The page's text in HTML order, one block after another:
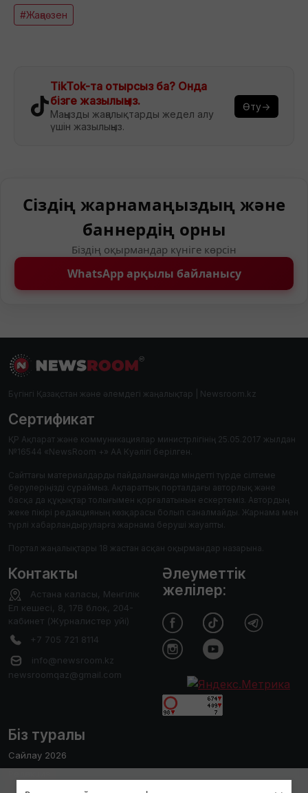
Пайдаланушы тәжірибесін жақсарту
#Жаңаөзен
TikTok-та отырсыз ба? Онда
бізге жазылыңыз.
Маңызды жаңалықтарды жедел алу
үшін жазылыңыз.
Өту→
Сіздің жарнамаңыздың және
баннердің орны
Біздің оқырмандар күніге көрсін
WhatsApp арқылы байланысу
Бүгінгі Қазақстан және әлемдегі жаңалықтар | Newsroom.kz
Сертификат
ҚР Ақпарат және коммуникациялар министрлігінің 25.05.2017 жылдан
№16544 «NewsRoom +» АА Куәлігі берілген.
Сайттағы материалдарды пайдаланғанда міндетті түрде сілтеме
берулеріңізді сұраймыз. Ақпараттық порталдағы авторлық және
басқа да құқықтар толығымен қорғалатынын ескертеміз. Автордың
жеке пікірі редакцияның көзқарасы болып саналмайды. Жарнама мен
түрлі хабарландыруларға жарнама беруші жауапты.
Портал жаңалықтары 18 жастан асқан оқырмандар назарына.
Контакты
Астана каласы, Менгілік
Ел кешесі, 8, 17В блок, 204-
кабинет (Журналистер уйі)
+7 705 721 8114
info@newsroom.kz
newsroomqaz@gmail.com
Біз туралы
Сайлау 2026
Әлеуметтік
желілер: